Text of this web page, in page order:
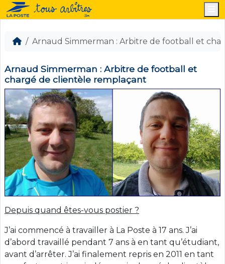
Arnaud Simmerman : Arbitre de football et
Arnaud Simmerman : Arbitre de football et
chargé de clientèle remplaçant
Depuis quand êtes-vous postier ?
J’ai commencé à travailler à La Poste à 17 ans. J’ai
d’abord travaillé pendant 7 ans à en tant qu’étudiant,
avant d’arrêter. J’ai finalement repris en 2011 en tant